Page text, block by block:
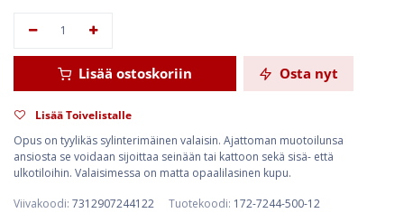
Lisää ostoskoriin Osta nyt
Lisää Toivelistalle
Opus on tyylikäs sylinterimäinen valaisin. Ajattoman muotoilunsa
ansiosta se voidaan sijoittaa seinään tai kattoon sekä sisä- että
ulkotiloihin. Valaisimessa on matta opaalilasinen kupu.
Viivakoodi: 7312907244122 Tuotekoodi: 172-7244-500-12